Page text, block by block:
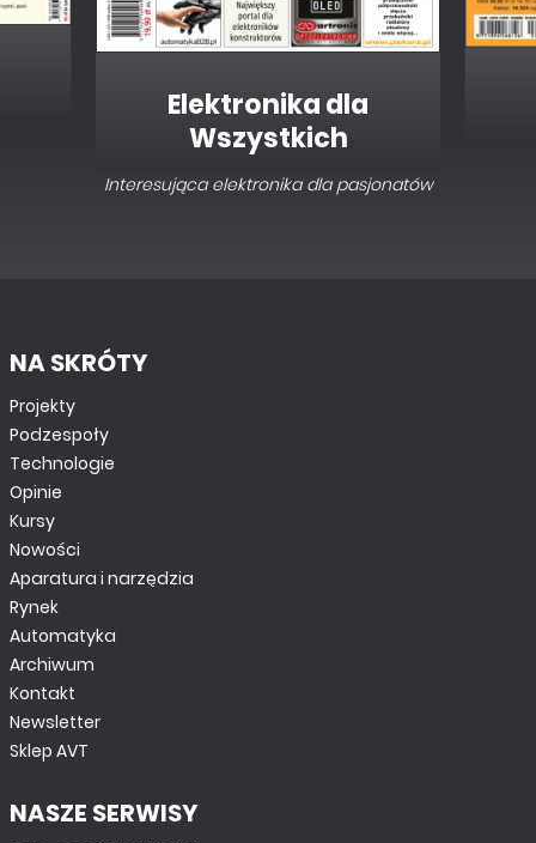
Elektronika dla
Wszystkich
Interesująca elektronika dla pasjonatów
NA SKRÓTY
Projekty
Podzespoły
Technologie
Opinie
Kursy
Nowości
Aparatura i narzędzia
Rynek
Automatyka
Archiwum
Kontakt
Newsletter
Sklep AVT
NASZE SERWISY